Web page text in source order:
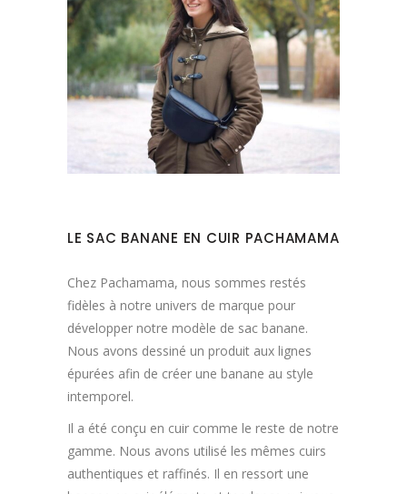
LE SAC BANANE EN CUIR PACHAMAMA
Chez Pachamama, nous sommes restés
fidèles à notre univers de marque pour
développer notre modèle de sac banane.
Nous avons dessiné un produit aux lignes
épurées afin de créer une banane au style
intemporel.
Il a été conçu en cuir comme le reste de notre
gamme. Nous avons utilisé les mêmes cuirs
authentiques et raffinés. Il en ressort une